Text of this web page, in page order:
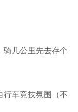
骑几公里先去存个
行车竞技氛围（不